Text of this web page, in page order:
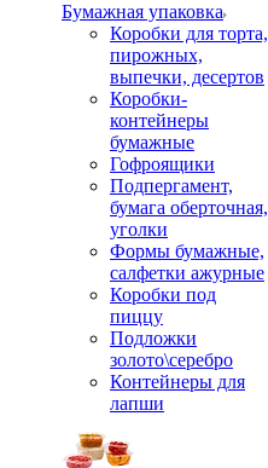
Бумажная упаковка
Коробки для торта,
пирожных,
выпечки, десертов
Коробки-
контейнеры
бумажные
Гофроящики
Подпергамент,
бумага оберточная,
уголки
Формы бумажные,
салфетки ажурные
Коробки под
пиццу
Подложки
золото\серебро
Контейнеры для
лапши